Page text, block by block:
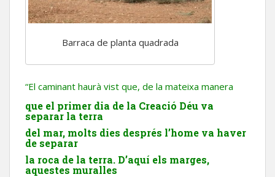
Barraca de planta quadrada
“El caminant haurà vist que, de la mateixa manera
que el primer dia de la Creació Déu va
separar la terra
del mar, molts dies després l’home va haver
de separar
la roca de la terra. D’aquí els marges,
aquestes muralles